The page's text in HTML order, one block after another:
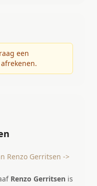
een
Renzo Gerritsen ->
Renzo Gerritsen is